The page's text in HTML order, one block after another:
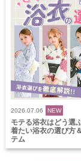
2026.07.06 NEW
モテる浴衣はどう選
着たい浴衣の選び方
テム